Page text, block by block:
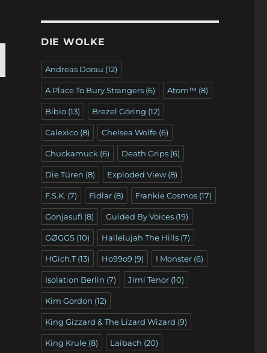
DIE WOLKE
Andreas Dorau (12)
A Place To Bury Strangers(6) Atom™ (8)
Bibio(13) Brezel Göring (12)
Calexico(8) Chelsea Wolfe(6)
Chuckamuck (6) Death Grips(6)
Die Türen (8) Exploded View(8)
F.S.K. (7) Fidlar(8) Frankie Cosmos(17)
Gonjasufi (8) Guided By Voices(19)
GØGGS(10) Hallelujah The Hills(7)
HGich.T(13) Ho99o9(9) I Monster(6)
Isolation Berlin (7) Jimi Tenor(10)
Kim Gordon (12)
King Gizzard & The Lizard Wizard (9)
King Krule(8) Laibach (20)